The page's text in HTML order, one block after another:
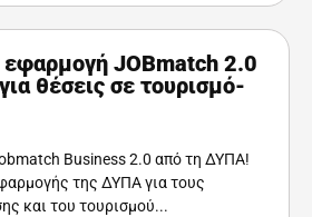
εφαρμογή JOBmatch 2.0
θέσεις σε τουρισμό-
Business 2.0 από τη ΔΥΠΑ!
της ΔΥΠΑ για τους
και του τουρισμού...